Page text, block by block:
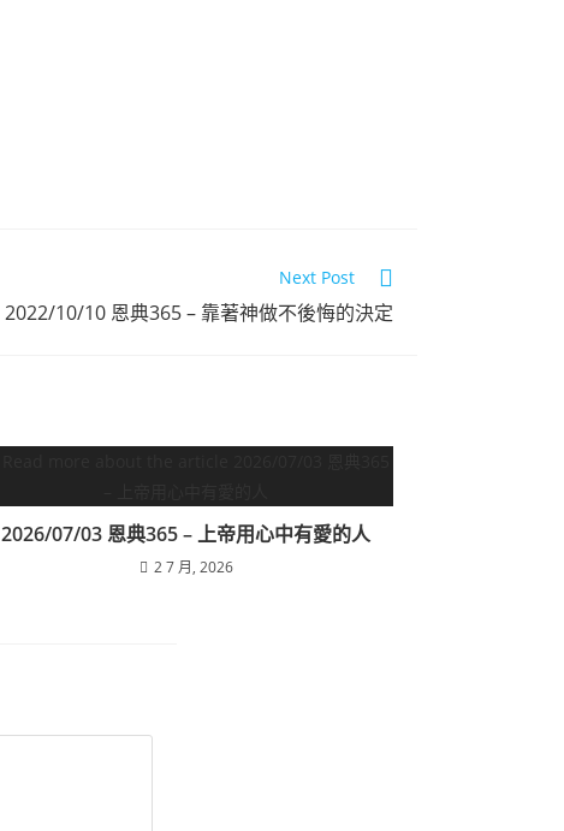
Next Post
2022/10/10 恩典365 – 靠著神做不後悔的決定
2026/07/03 恩典365 – 上帝用心中有愛的人
2 7 月, 2026